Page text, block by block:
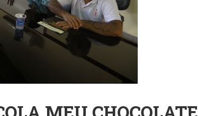
Punições Do
Com
Medicina
Academia LED Tem
Aula Gratuita Na USP
Sobre Relação Entre
Marcas, Mídia E
Consumidores; Veja
Como Se Inscrever